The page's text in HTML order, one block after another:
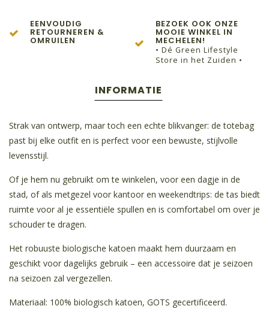
EENVOUDIG
RETOURNEREN &
OMRUILEN
BEZOEK OOK ONZE
MOOIE WINKEL IN
MECHELEN!
• Dé Green Lifestyle
Store in het Zuiden •
INFORMATIE
Strak van ontwerp, maar toch een echte blikvanger: de totebag
past bij elke outfit en is perfect voor een bewuste, stijlvolle
levensstijl.
Of je hem nu gebruikt om te winkelen, voor een dagje in de
stad, of als metgezel voor kantoor en weekendtrips: de tas biedt
ruimte voor al je essentiële spullen en is comfortabel om over je
schouder te dragen.
Het robuuste biologische katoen maakt hem duurzaam en
geschikt voor dagelijks gebruik – een accessoire dat je seizoen
na seizoen zal vergezellen.
Materiaal: 100% biologisch katoen, GOTS gecertificeerd.